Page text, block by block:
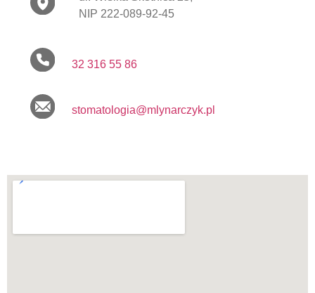
NIP 222-089-92-45
32 316 55 86
stomatologia@mlynarczyk.pl